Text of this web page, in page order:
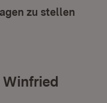
zu stellen